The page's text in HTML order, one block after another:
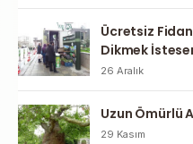
Ücretsiz Fidan
Dikmek
26 Aralık
Uzun Ömürlü
29 Kasım